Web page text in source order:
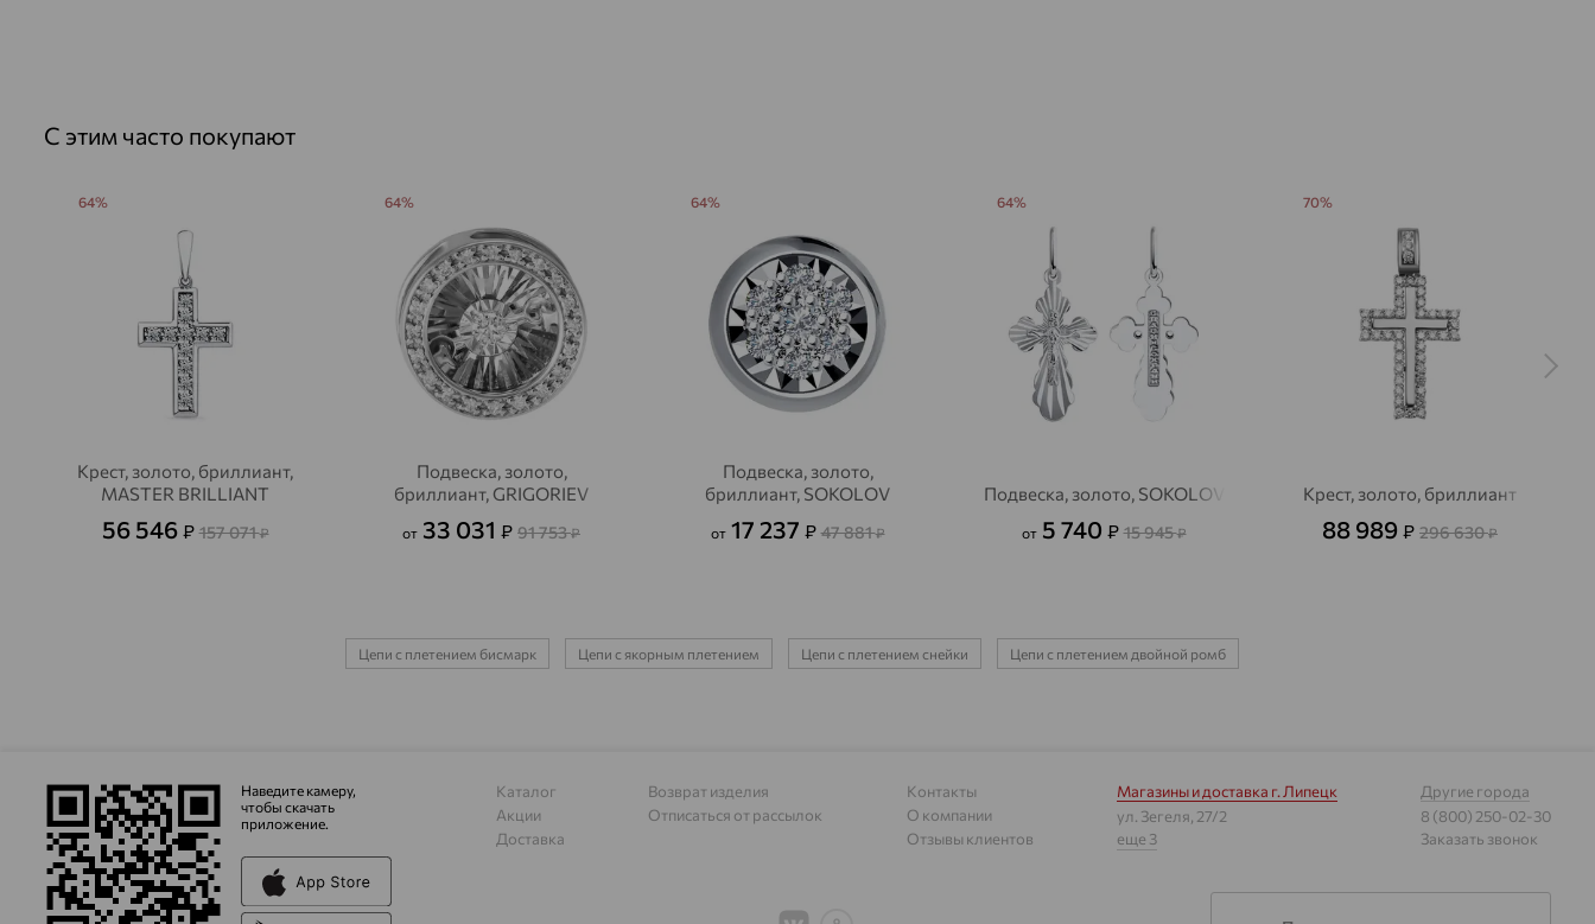
С этим часто покупают
Крест, золото, бриллиант,
MASTER BRILLIANT
56 546 ₽ 157 071₽
64%
Подвеска, золото,
бриллиант, GRIGORIEV
от 33 031 ₽ 91 753₽
64%
Подвеска, золото,
бриллиант, SOKOLOV
от 17 237 ₽ 47 881₽
64%
Подвеска, золото, SOKOLOV
от 5 740 ₽ 15 945₽
64%
Крест, золото, бриллиант
88 989 ₽ 296 630₽
70%
Цепи с плетением бисмарк Цепи с якорным плетением Цепи с плетением снейки Цепи с плетением двойной ромб
Наведите камеру,
чтобы скачать
приложение.
Каталог
Акции
Доставка
Возврат изделия
Отписаться от рассылок
Контакты
О компании
Отзывы клиентов
Магазины и доставка г. Липецк
ул. Зегеля, 27/2
еще 3
Другие города
8 (800) 250-02-30
Заказать звонок
Актюбинский, Азнакаевский район
Александров доставка
Алексеево-Лозовское доставка